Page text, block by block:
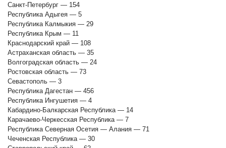
Санкт-Петербург — 154
Республика Адыгея — 5
Республика Калмыкия — 29
Республика Крым — 11
Краснодарский край — 108
Астраханская область — 35
Волгоградская область — 24
Ростовская область — 73
Севастополь — 3
Республика Дагестан — 456
Республика Ингушетия — 4
Кабардино-Балкарская Республика — 14
Карачаево-Черкесская Республика — 7
Республика Северная Осетия — Алания — 71
Чеченская Республика — 30